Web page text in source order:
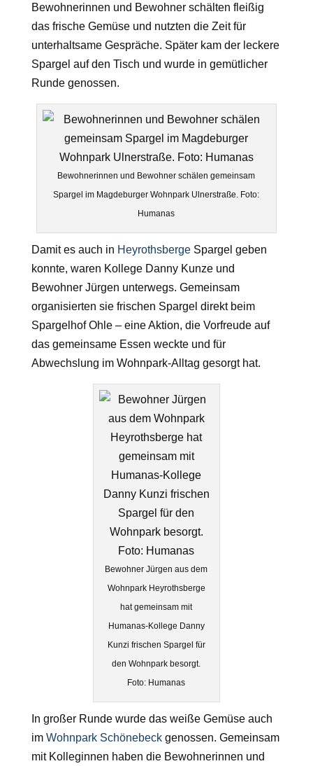
Bewohnerinnen und Bewohner schälten fleißig
das frische Gemüse und nutzten die Zeit für
unterhaltsame Gespräche. Später kam der leckere
Spargel auf den Tisch und wurde in gemütlicher
Runde genossen.
Bewohnerinnen und Bewohner schälen gemeinsam
Spargel im Magdeburger Wohnpark Ulnerstraße. Foto:
Humanas
Damit es auch in HeyrothsbergeSpargel geben
konnte, waren Kollege Danny Kunze und
Bewohner Jürgen unterwegs. Gemeinsam
organisierten sie frischen Spargel direkt beim
Spargelhof Ohle – eine Aktion, die Vorfreude auf
das gemeinsame Essen weckte und für
Abwechslung im Wohnpark-Alltag gesorgt hat.
Bewohner Jürgen aus dem
Wohnpark Heyrothsberge
hat gemeinsam mit
Humanas-Kollege Danny
Kunzi frischen Spargel für
den Wohnpark besorgt.
Foto: Humanas
In großer Runde wurde das weiße Gemüse auch
im Wohnpark Schönebeckgenossen. Gemeinsam
mit Kolleginnen haben die Bewohnerinnen und